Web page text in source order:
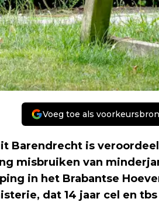
Voeg toe als
Barendrecht is
misbruiken van
in het Brabantse
dat 14 jaar cel en